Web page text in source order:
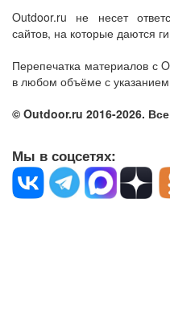
Outdoor.ru не несет
сайтов, на которые даются
Перепечатка материалов с
в любом объёме с указанием
© Outdoor.ru 2016-2026.
Мы в соцсетях: